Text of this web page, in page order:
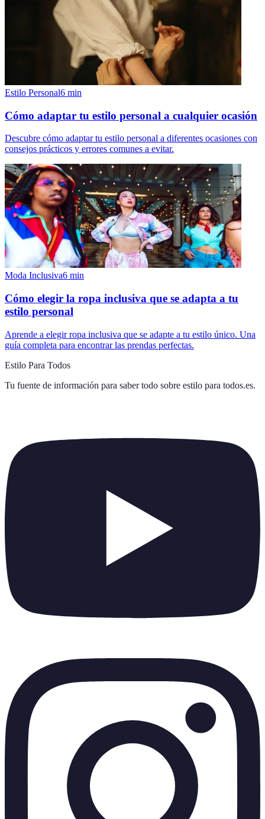
Estilo Personal6 min
Cómo adaptar tu estilo personal a cualquier ocasión
Descubre cómo adaptar tu estilo personal a diferentes ocasiones con
consejos prácticos y errores comunes a evitar.
Moda Inclusiva6 min
Cómo elegir la ropa inclusiva que se adapta a tu
estilo personal
Aprende a elegir ropa inclusiva que se adapte a tu estilo único. Una
guía completa para encontrar las prendas perfectas.
Estilo Para Todos
Tu fuente de información para saber todo sobre estilo para todos.es.